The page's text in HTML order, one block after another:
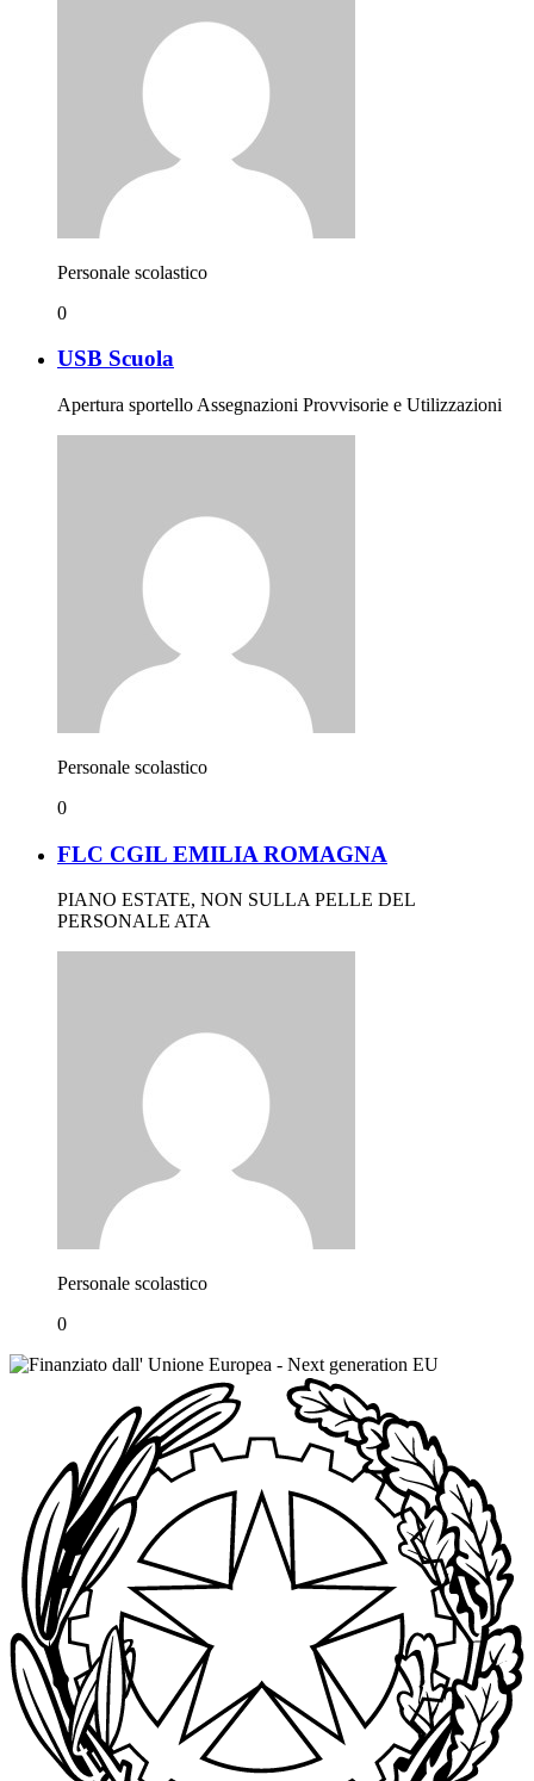
Personale scolastico
0
USB Scuola
Apertura sportello Assegnazioni Provvisorie e Utilizzazioni
Personale scolastico
0
FLC CGIL EMILIA ROMAGNA
PIANO ESTATE, NON SULLA PELLE DEL
PERSONALE ATA
Personale scolastico
0